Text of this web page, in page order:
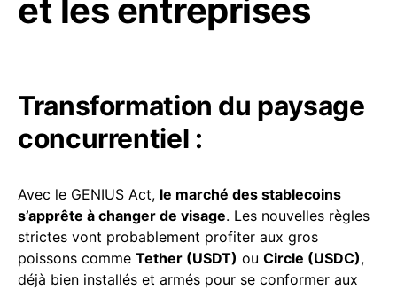
et les entreprises
Transformation du paysage
concurrentiel :
Avec le GENIUS Act, le marché des stablecoins
s’apprête à changer de visage. Les nouvelles règles
strictes vont probablement profiter aux gros
poissons comme Tether (USDT) ou Circle (USDC),
déjà bien installés et armés pour se conformer aux